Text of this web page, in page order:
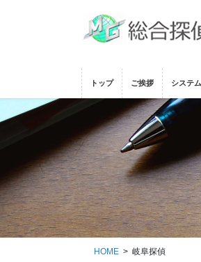
動
に
トップ ご挨拶 システム
HOME 岐阜探偵